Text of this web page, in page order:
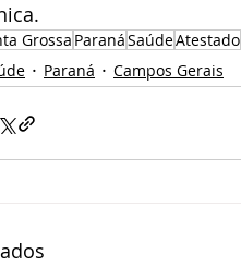
Grossa ParanáSaúdeAtestado
Paraná Campos Gerais